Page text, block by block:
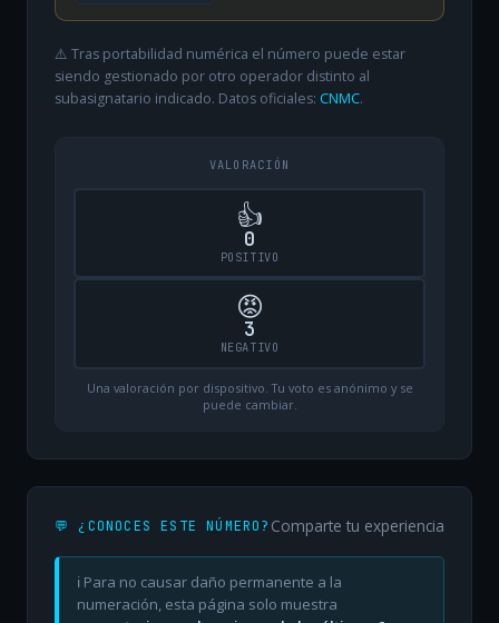
⚠️ Tras portabilidad numérica el número puede estar
siendo gestionado por otro operador distinto al
subasignatario indicado. Datos oficiales: CNMC.
VALORACIÓN
👍
0
POSITIVO
😡
3
NEGATIVO
Una valoración por dispositivo. Tu voto es anónimo y se
puede cambiar.
💬 ¿CONOCES ESTE NÚMERO? Comparte tu experiencia
ℹ️ Para no causar daño permanente a la
numeración, esta página solo muestra